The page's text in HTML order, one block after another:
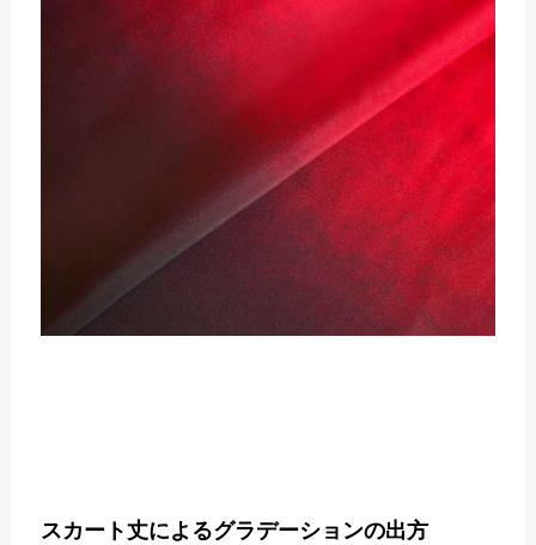
スカート丈によるグラデーションの出方